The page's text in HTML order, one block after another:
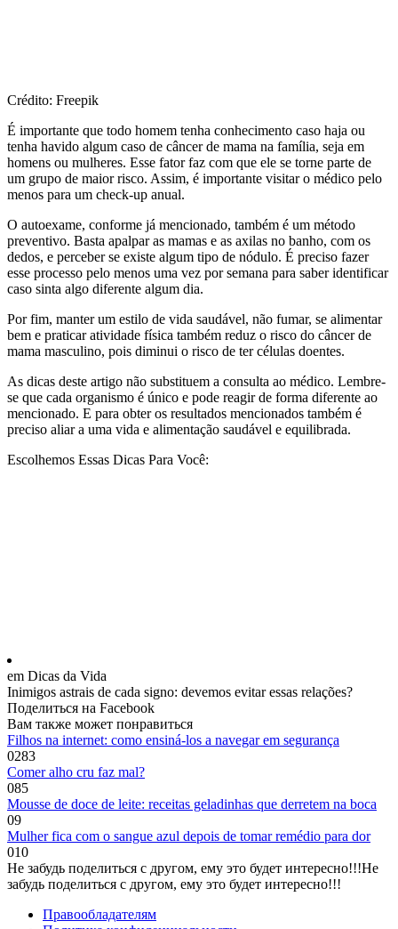
Crédito: Freepik
É importante que todo homem tenha conhecimento caso haja ou
tenha havido algum caso de câncer de mama na família, seja em
homens ou mulheres. Esse fator faz com que ele se torne parte de
um grupo de maior risco. Assim, é importante visitar o médico pelo
menos para um check-up anual.
O autoexame, conforme já mencionado, também é um método
preventivo. Basta apalpar as mamas e as axilas no banho, com os
dedos, e perceber se existe algum tipo de nódulo. É preciso fazer
esse processo pelo menos uma vez por semana para saber identificar
caso sinta algo diferente algum dia.
Por fim, manter um estilo de vida saudável, não fumar, se alimentar
bem e praticar atividade física também reduz o risco do câncer de
mama masculino, pois diminui o risco de ter células doentes.
As dicas deste artigo não substituem a consulta ao médico. Lembre-
se que cada organismo é único e pode reagir de forma diferente ao
mencionado. E para obter os resultados mencionados também é
preciso aliar a uma vida e alimentação saudável e equilibrada.
Escolhemos Essas Dicas Para Você:
em Dicas da Vida
Inimigos astrais de cada signo: devemos evitar essas relações?
Поделиться на Facebook
Вам также может понравиться
Filhos na internet: como ensiná-los a navegar em segurança
0283
Comer alho cru faz mal?
085
Mousse de doce de leite: receitas geladinhas que derretem na boca
09
Mulher fica com o sangue azul depois de tomar remédio para dor
010
Не забудь поделиться с другом, ему это будет интересно!!!Не
забудь поделиться с другом, ему это будет интересно!!!
Правообладателям